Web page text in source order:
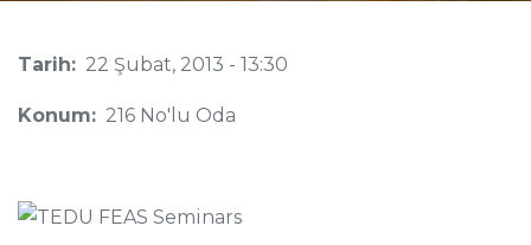
Tarih: 22 Şubat, 2013 - 13:30
Konum: 216 No'lu Oda